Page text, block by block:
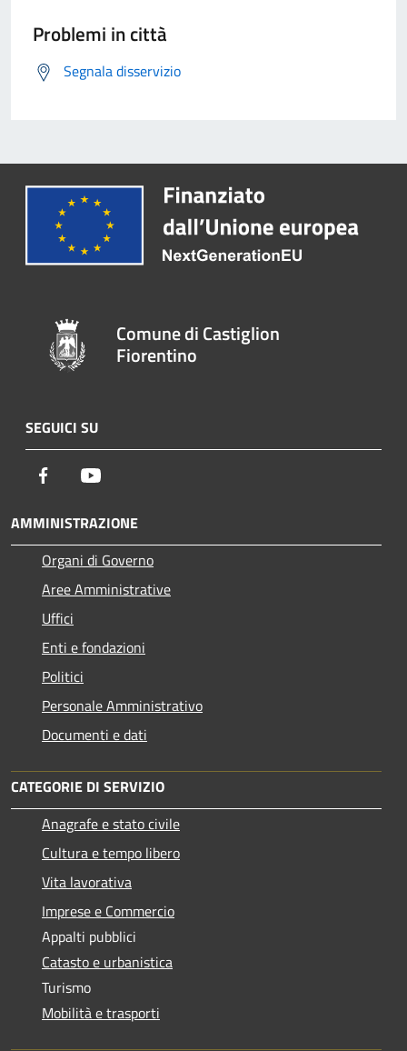
Problemi in città
Segnala disservizio
Comune di Castiglion
Fiorentino
SEGUICI SU
Facebook
AMMINISTRAZIONE
Organi di Governo
Aree Amministrative
Uffici
Enti e fondazioni
Politici
Personale Amministrativo
Documenti e dati
CATEGORIE DI SERVIZIO
Anagrafe e stato civile
Cultura e tempo libero
Vita lavorativa
Imprese e Commercio
Appalti pubblici
Catasto e urbanistica
Turismo
Mobilità e trasporti